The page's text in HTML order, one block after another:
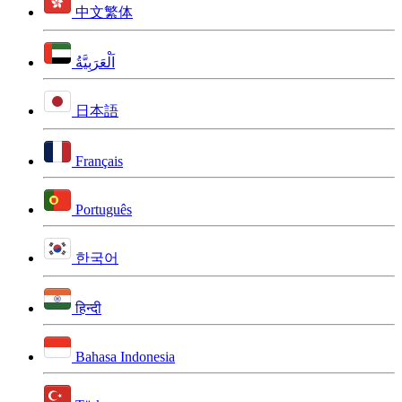
中文繁体
اَلْعَرَبِيَّةُ
日本語
Français
Português
한국어
हिन्दी
Bahasa Indonesia